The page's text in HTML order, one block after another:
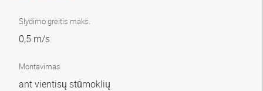
Slydimo greitis maks.
0,5 m/s
Montavimas
ant vientisų stūmoklių